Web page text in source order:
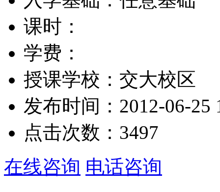
课时：
学费：
授课学校： 交大校区
发布时间： 2012-06-25
点击次数： 3497
在线咨询 电话咨询